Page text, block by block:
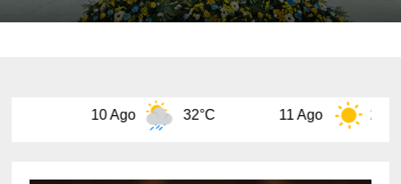
32°C 11 Ago 29°C 12